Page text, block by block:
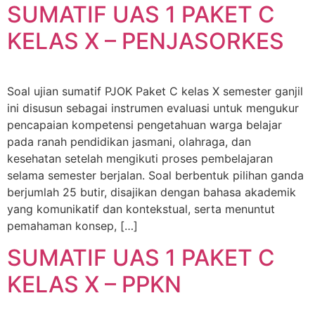
SUMATIF UAS 1 PAKET C
KELAS X – PENJASORKES
Soal ujian sumatif PJOK Paket C kelas X semester ganjil
ini disusun sebagai instrumen evaluasi untuk mengukur
pencapaian kompetensi pengetahuan warga belajar
pada ranah pendidikan jasmani, olahraga, dan
kesehatan setelah mengikuti proses pembelajaran
selama semester berjalan. Soal berbentuk pilihan ganda
berjumlah 25 butir, disajikan dengan bahasa akademik
yang komunikatif dan kontekstual, serta menuntut
pemahaman konsep, […]
SUMATIF UAS 1 PAKET C
KELAS X – PPKN